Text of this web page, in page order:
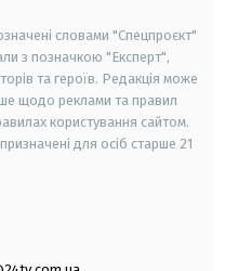
словами "Спецпроєкт"
з позначкою "Експерт",
та героїв. Редакція може
щодо реклами та правил
користування сайтом.
для осіб старше 21